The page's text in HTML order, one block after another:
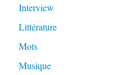
Interview
Littérature
Mots
Musique